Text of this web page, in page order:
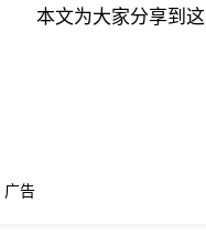
本文为大家分享到
广告